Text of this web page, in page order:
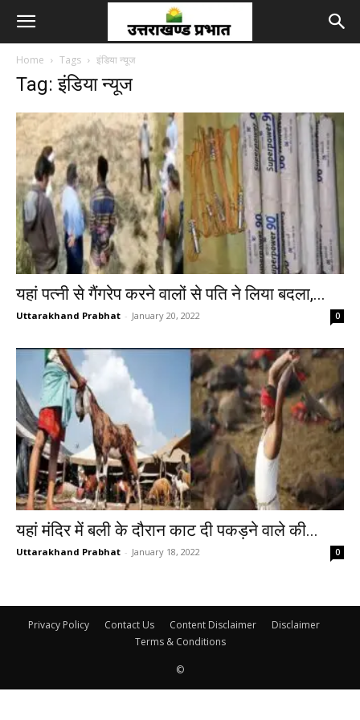
Home Tags इंडिया न्यूज
Tag: इंडिया न्यूज
यहां पत्नी से गैंगरेप करने वालों से पति ने लिया बदला,...
Uttarakhand Prabhat - January 20, 2022 0
यहां मंदिर में बली के दौरान काट दी पकड़ने वाले की...
Uttarakhand Prabhat - January 18, 2022 0
Privacy Policy Contact Us Content Disclaimer
Disclaimer
Terms & Conditions
©